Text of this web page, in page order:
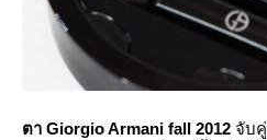
ตา Giorgio Armani fall 2012 จับ